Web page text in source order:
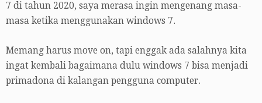
7 di tahun 2020, saya merasa ingin mengenang masa-
masa ketika menggunakan windows 7.
Memang harus move on, tapi enggak ada salahnya kita
ingat kembali bagaimana dulu windows 7 bisa menjadi
primadona di kalangan pengguna computer.